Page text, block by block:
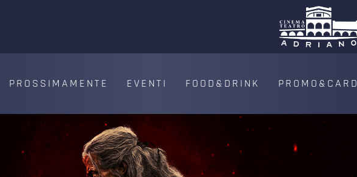
PROSSIMAMENTE EVENTI FOOD&DRINK PROMO&CARD